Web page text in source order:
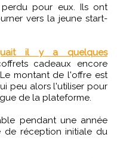
vers la jeune start-
il y a quelques
cadeaux encore
montant de l'offre est
peu alors l'utiliser pour
de la plateforme.
pendant une année
réception initiale du